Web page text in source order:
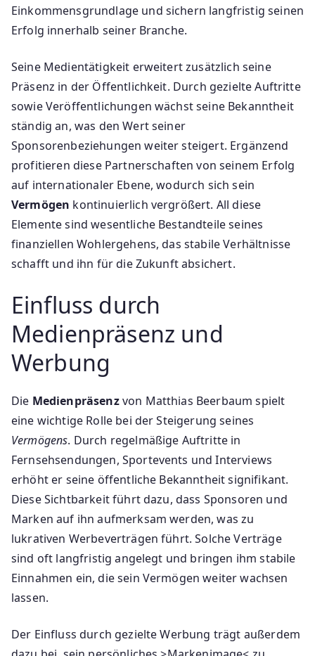
Einkommensgrundlage und sichern langfristig seinen
Erfolg innerhalb seiner Branche.
Seine Medientätigkeit erweitert zusätzlich seine
Präsenz in der Öffentlichkeit. Durch gezielte Auftritte
sowie Veröffentlichungen wächst seine Bekanntheit
ständig an, was den Wert seiner
Sponsorenbeziehungen weiter steigert. Ergänzend
profitieren diese Partnerschaften von seinem Erfolg
auf internationaler Ebene, wodurch sich sein
Vermögen kontinuierlich vergrößert. All diese
Elemente sind wesentliche Bestandteile seines
finanziellen Wohlergehens, das stabile Verhältnisse
schafft und ihn für die Zukunft absichert.
Einfluss durch
Medienpräsenz und
Werbung
Die Medienpräsenzvon Matthias Beerbaum spielt
eine wichtige Rolle bei der Steigerung seines
Vermögens. Durch regelmäßige Auftritte in
Fernsehsendungen, Sportevents und Interviews
erhöht er seine öffentliche Bekanntheit signifikant.
Diese Sichtbarkeit führt dazu, dass Sponsoren und
Marken auf ihn aufmerksam werden, was zu
lukrativen Werbeverträgen führt. Solche Verträge
sind oft langfristig angelegt und bringen ihm stabile
Einnahmen ein, die sein Vermögen weiter wachsen
lassen.
Der Einfluss durch gezielte Werbung trägt außerdem